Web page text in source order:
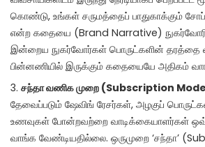
கொண்டு, உங்கள் சருமத்தைப் பாதுகாக்கும்
என்ற கதையை (Brand Narrative)
இன்றைய நுகர்வோர்கள் பொருட்களின் தரத்தை
பின்னணியில் இருக்கும் கதையையே அதிகம்
சந்தா வணிக முறை (Subscription
தேவைப்படும் ஷேவிங் ரேசர்கள், அழகுப்
உணவுகள் போன்றவற்றை வாடிக்கையாளர்கள்
வாங்க வேண்டியதில்லை. ஒருமுறை ‘சந்தா’